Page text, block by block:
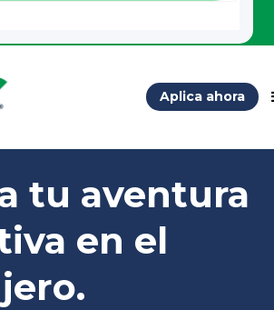
Aplica ahora
tu aventura
en el